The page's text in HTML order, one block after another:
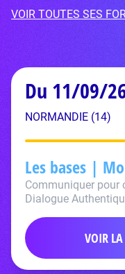
VOIR TOUTES SES
Du 11/09/
NORMANDIE (14)
Les bases |
Communiquer pour
Dialogue
VOIR